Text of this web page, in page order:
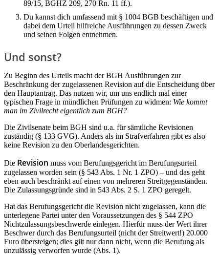
89/15, BGHZ 209, 270 Rn. 11 ff.).
Du kannst dich umfassend mit § 1004 BGB beschäftigen und
dabei dem Urteil hilfreiche Ausführungen zu dessen Zweck
und seinen Folgen entnehmen.
Und sonst?
Zu Beginn des Urteils macht der BGH Ausführungen zur
Beschränkung der zugelassenen Revision auf die Entscheidung über
den Hauptantrag. Das nutzen wir, um uns endlich mal einer
typischen Frage in mündlichen Prüfungen zu widmen: Wie kommt
man im Zivilrecht eigentlich zum BGH?
Die Zivilsenate beim BGH sind u.a. für sämtliche Revisionen
zuständig (§ 133 GVG). Anders als im Strafverfahren gibt es also
keine Revision zu den Oberlandesgerichten.
Die Revision muss vom Berufungsgericht im Berufungsurteil
zugelassen worden sein (§ 543 Abs. 1 Nr. 1 ZPO) – und das geht
eben auch beschränkt auf einen von mehreren Streitgegenständen.
Die Zulassungsgründe sind in 543 Abs. 2 S. 1 ZPO geregelt.
Hat das Berufungsgericht die Revision nicht zugelassen, kann die
unterlegene Partei unter den Voraussetzungen des § 544 ZPO
Nichtzulassungsbeschwerde einlegen. Hierfür muss der Wert ihrer
Beschwer durch das Berufungsurteil (nicht der Streitwert!) 20.000
Euro übersteigen; dies gilt nur dann nicht, wenn die Berufung als
unzulässig verworfen wurde (Abs. 1).